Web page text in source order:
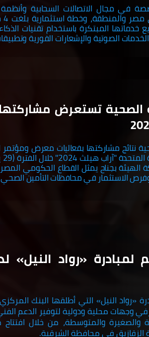
في مجال الاتصالات السحابية
المبتكرة باستخدام تقنيات
الصوتية والإشعارات الفورية
الصحية تستعرض
نتائج مشاركتها بفعاليات معرض
الهيئة بجناح يمثل القطاع الحكومي
الاستثمار في محافظات التأمين
«رواد النيل»
«رواد النيل» التي أطلقها البنك
وجهات محلية ودولية لتوفير الدعم
والصغيرة والمتوسطة، من خلال
الزقازيق في محافظة الشرقية.